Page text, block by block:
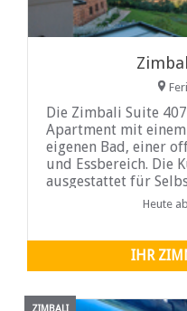
Die Zimbali Suite
Apartment mit
eigenen Bad, einer
und Essbereich. Die
ausgestattet für
Heute
IHR